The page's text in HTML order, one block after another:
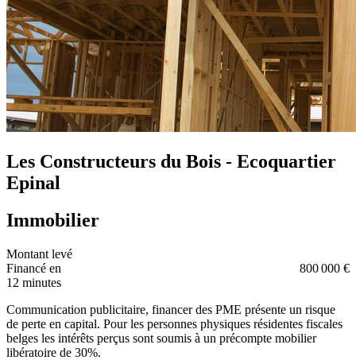
Les Constructeurs du Bois - Ecoquartier
Epinal
Immobilier
Montant levé
800 000 €
Financé en
12 minutes
Communication publicitaire, financer des PME présente un risque
de perte en capital. Pour les personnes physiques résidentes fiscales
belges les intérêts perçus sont soumis à un précompte mobilier
libératoire de 30%.